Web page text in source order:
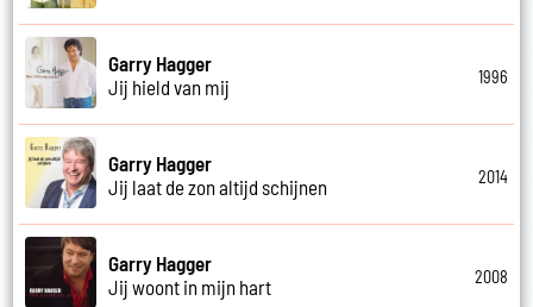
Garry Hagger
Jij hield van mij
1996
Garry Hagger
Jij laat de zon altijd schijnen
2014
Garry Hagger
Jij woont in mijn hart
2008